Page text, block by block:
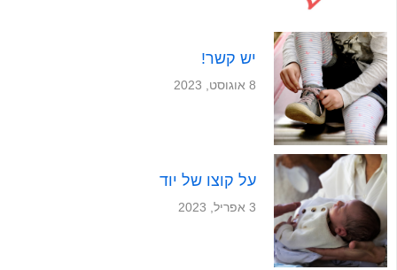
יש קשר!
8 אוגוסט, 2023
על קוצו של יוד
3 אפריל, 2023